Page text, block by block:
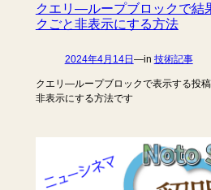
クエリ―ループブロックで結
クごと非表示にする方法
2024年4月14日 —in 技術記事
クエリ―ループブロックで表示する投
非表示にする方法です